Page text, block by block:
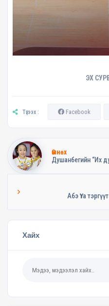
ЭХ СУРВАЛЖ:
Түгээх : Facebook
Өмнөх
Душанбегийн “Их
Абэ Үта
Хайх